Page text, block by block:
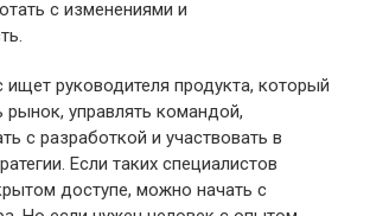
с изменениями и
ищет руководителя продукта, который
управлять командой,
с разработкой и участвовать в
Если таких специалистов
доступе, можно начать с